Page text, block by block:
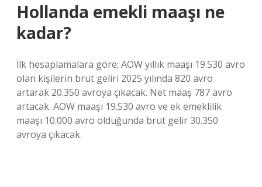
Hollanda emekli maaşı ne
kadar?
İlk hesaplamalara göre; AOW yıllık maaşı 19.530 avro
olan kişilerin brüt geliri 2025 yılında 820 avro
artarak 20.350 avroya çıkacak. Net maaş 787 avro
artacak. AOW maaşı 19.530 avro ve ek emeklilik
maaşı 10.000 avro olduğunda brüt gelir 30.350
avroya çıkacak.